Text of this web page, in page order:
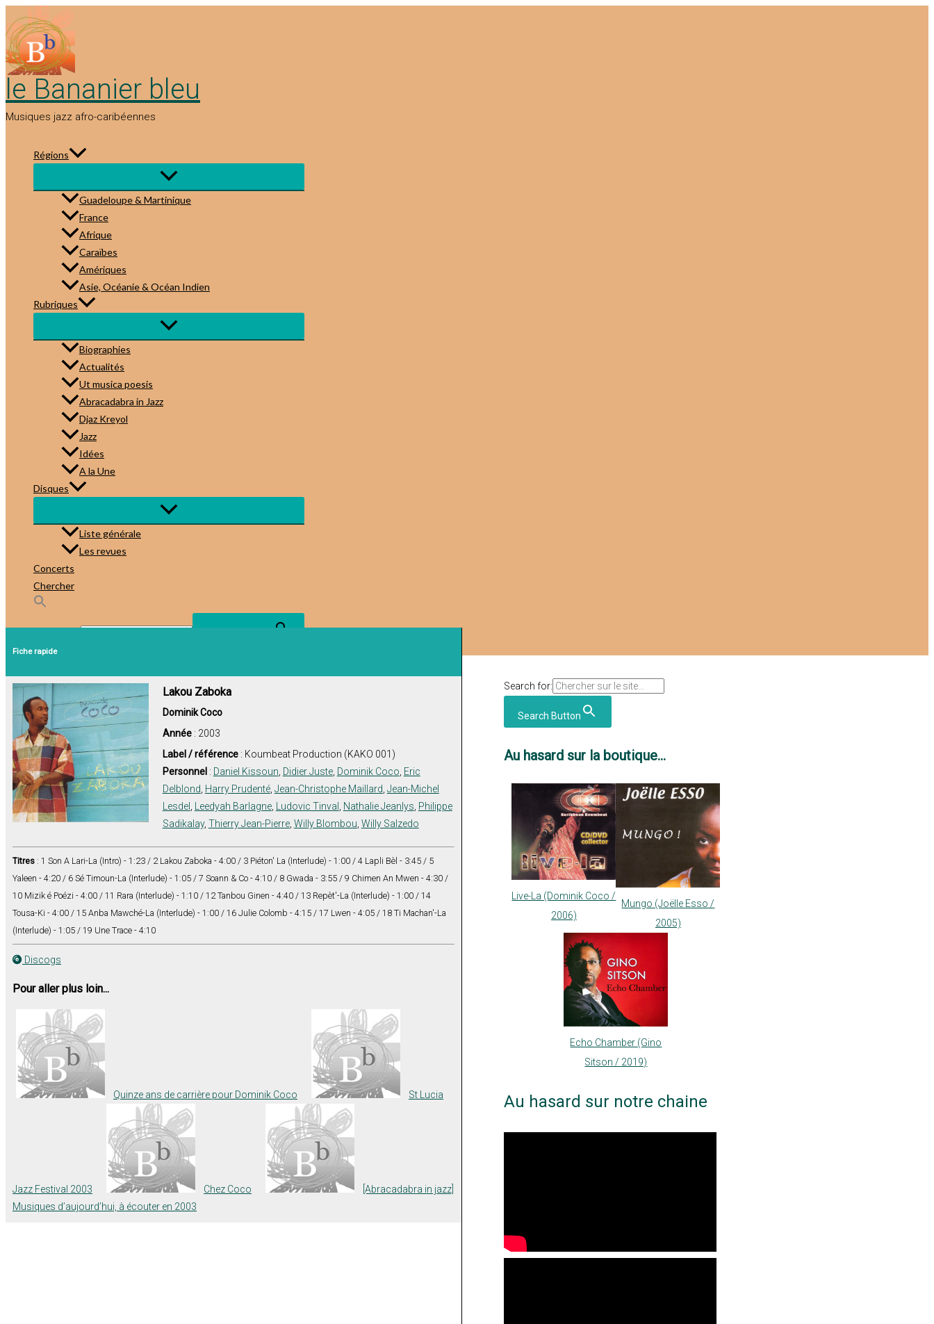
au
contenu
le Bananier bleu
Musiques jazz afro-caribéennes
Régions
Guadeloupe & Martinique
France
Afrique
Caraïbes
Amériques
Asie, Océanie & Océan Indien
Rubriques
Biographies
Actualités
Ut musica poesis
Abracadabra in Jazz
Djaz Kreyol
Jazz
Idées
A la Une
Disques
Liste générale
Les revues
Concerts
Chercher
Search Button
Fiche rapide
Lakou Zaboka
Dominik Coco
Année: 2003
Label / référence: Koumbeat Production (KAKO 001)
Personnel : Daniel Kissoun Didier Juste, Dominik Coco Eric
Delblond Harry Prudenté, Jean-Christophe Maillard Jean-Michel
Lesdel
Leedyah Barlagne, Ludovic Tinval Nathalie Jeanlys Philippe
Sadikalay, Thierry Jean-Pierre, Willy Blombou Willy Salzedo
Titres : 1 Son A Lari-La (Intro) - 1:23 / 2 Lakou Zaboka - 4:00 / 3 Piéton' La (Interlude) - 1:00 / 4 Lapli Bèl - 3:45 / 5
Yaleen - 4:20 / 6 Sé Timoun-La (Interlude) - 1:05 / 7 Soann & Co - 4:10 / 8 Gwada - 3:55 / 9 Chimen An Mwen - 4:30 /
10 Mizik é Poézi - 4:00 / 11 Rara (Interlude) - 1:10 / 12 Tanbou Ginen - 4:40 / 13 Repèt'-La (Interlude) - 1:00 / 14
Tousa-Ki - 4:00 / 15 Anba Mawché-La (Interlude) - 1:00 / 16 Julie Colomb - 4:15 / 17 Lwen - 4:05 / 18 Ti Machan'-La
(Interlude) - 1:05 / 19 Une Trace - 4:10
Discogs
Pour aller plus loin...
Quinze ans de carrière pour Dominik Coco St Lucia
Jazz Festival 2003 Chez Coco
[Abracadabra in jazz]
Musiques d’aujourd’hui, à écouter en 2003
Search for:
Search Button
Au hasard sur la boutique...
Live-La (Dominik Coco /
2006)
Mungo (Joëlle Esso /
2005)
Echo Chamber (Gino
Sitson / 2019)
Au hasard sur notre chaine